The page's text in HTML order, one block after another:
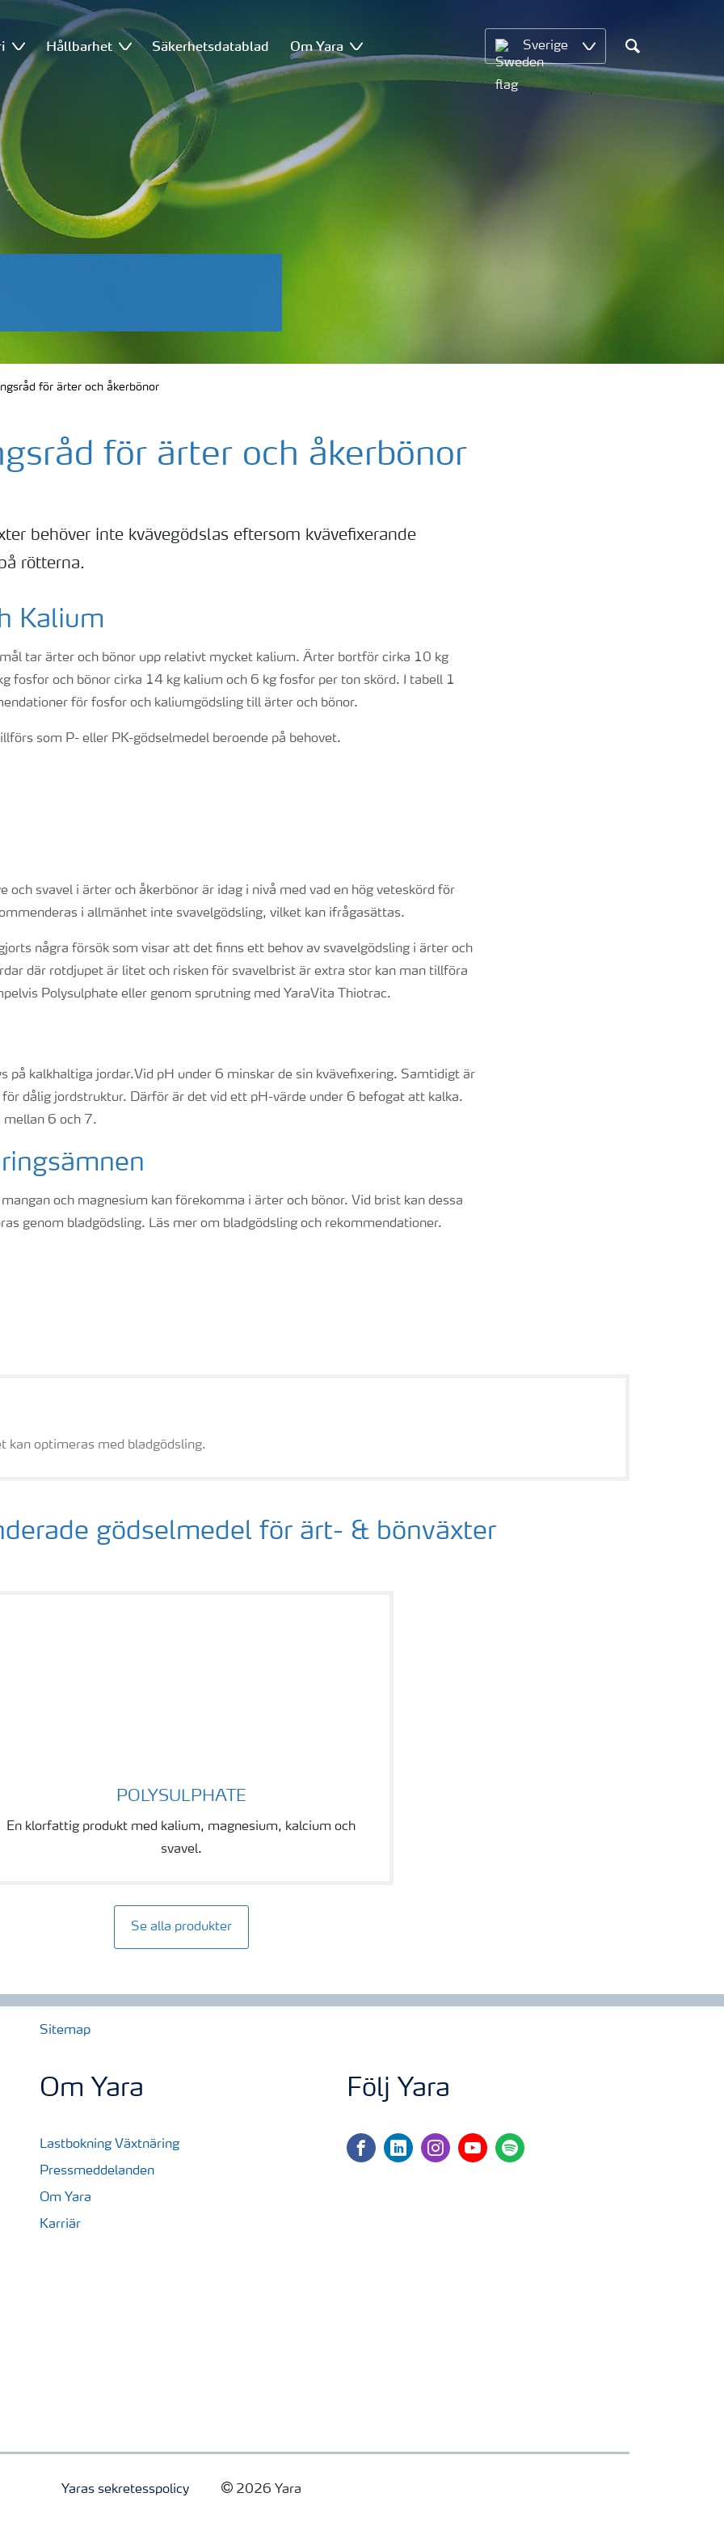
Hållbarhet Säkerhetsdatablad Om Yara Sverige
Sök
för ärter och åkerbönor
för ärter och åkerbönor
behöver inte kvävegödslas eftersom kvävefixerande
rötterna.
Kalium
tar ärter och bönor upp relativt mycket kalium. Ärter bortför cirka 10 kg
fosfor och bönor cirka 14 kg kalium och 6 kg fosfor per ton skörd. I tabell 1
för fosfor och kaliumgödsling till ärter och bönor.
som P- eller PK-gödselmedel beroende på behovet.
och svavel i ärter och åkerbönor är idag i nivå med vad en hög veteskörd för
i allmänhet inte svavelgödsling, vilket kan ifrågasättas.
några försök som visar att det finns ett behov av svavelgödsling i ärter och
där rotdjupet är litet och risken för svavelbrist är extra stor kan man tillföra
Polysulphate eller genom sprutning med YaraVita Thiotrac.
på kalkhaltiga jordar.Vid pH under 6 minskar de sin kvävefixering. Samtidigt är
dålig jordstruktur. Därför är det vid ett pH-värde under 6 befogat att kalka.
mellan 6 och 7.
och magnesium kan förekomma i ärter och bönor. Vid brist kan dessa
genom bladgödsling. Läs mer om bladgödsling och rekommendationer.
kan optimeras med bladgödsling.
gödselmedel för ärt- & bönväxter
POLYSULPHATE
En klorfattig produkt med kalium, magnesium, kalcium och
svavel.
Se alla produkter
Sitemap
Om Yara
Lastbokning Växtnäring
Pressmeddelanden
Om Yara
Karriär
Följ Yara
facebooklinkedininstagramyoutubespotify
Yaras sekretesspolicy 2026 Yara